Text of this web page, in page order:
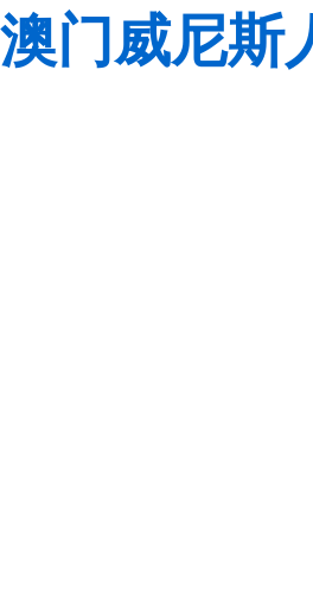
澳门威尼斯